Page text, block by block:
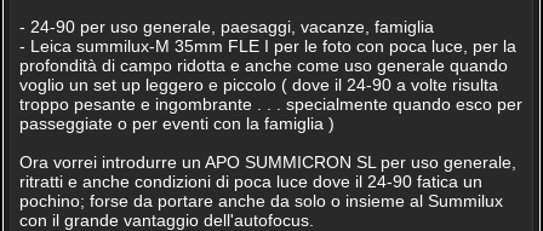
- 24-90 per uso generale, paesaggi, vacanze, famiglia
- Leica summilux-M 35mm FLE I per le foto con poca luce, per la
profondità di campo ridotta e anche come uso generale quando
voglio un set up leggero e piccolo ( dove il 24-90 a volte risulta
troppo pesante e ingombrante . . . specialmente quando esco per
passeggiate o per eventi con la famiglia )
Ora vorrei introdurre un APO SUMMICRON SL per uso generale,
ritratti e anche condizioni di poca luce dove il 24-90 fatica un
pochino; forse da portare anche da solo o insieme al Summilux
con il grande vantaggio dell'autofocus.